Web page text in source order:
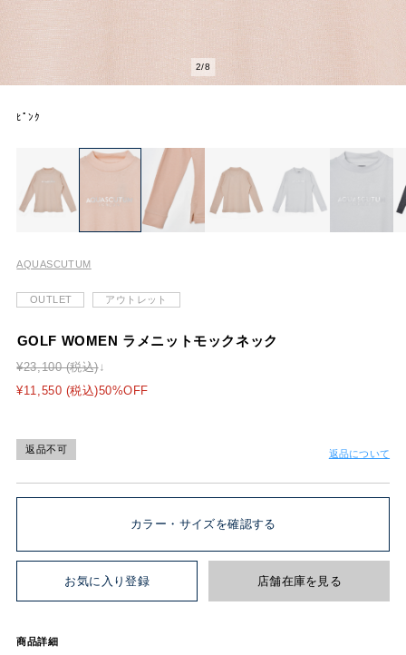
2/8
ﾋﾟﾝｸ
AQUASCUTUM
OUTLET アウトレット
GOLF WOMEN ラメニットモックネック
¥23,100 (税込)
¥11,550 (税込)50%OFF
返品不可 返品について
カラー・サイズを確認する
お気に入り登録 店舗在庫を見る
商品詳細